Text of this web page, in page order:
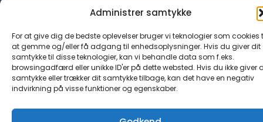
Administrer samtykke
For at give dig de bedste oplevelser bruger vi teknologier som cookies
at gemme og/eller få adgang til enhedsoplysninger. Hvis du giver dit
samtykke til disse teknologier, kan vi behandle data som f.eks.
browsingadfærd eller unikke ID'er på dette websted. Hvis du ikke giver
samtykke eller trækker dit samtykke tilbage, kan det have en negativ
indvirkning på visse funktioner og egenskaber.
© tjek-fagforening.dk